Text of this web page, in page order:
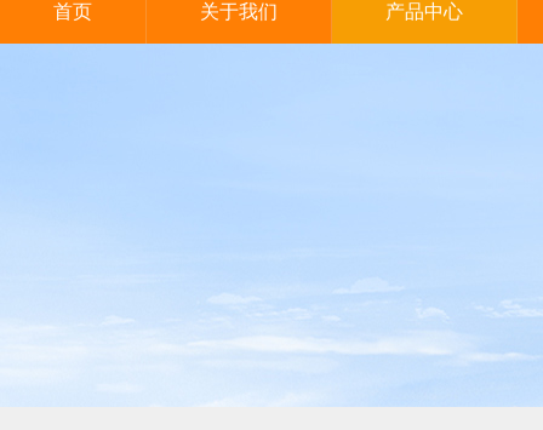
首页 关于我们 产品中心